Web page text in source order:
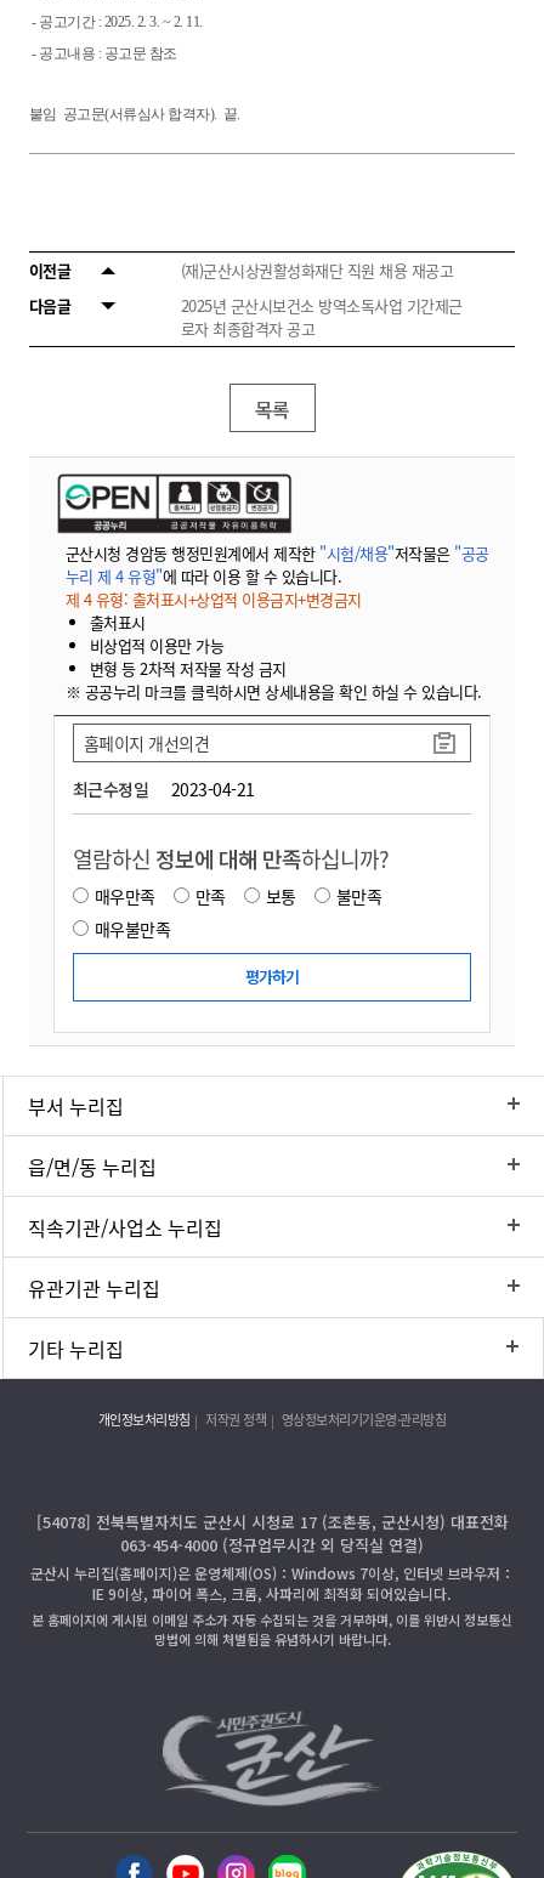
- 공고기간 : 2025. 2. 3. ~ 2. 11.
- 공고내용 : 공고문 참조
붙임 공고문(서류심사 합격자). 끝.
이전글
(재)군산시상권활성화재단 직원 채용 재공고
다음글
2025년 군산시보건소 방역소독사업 기간제근
로자 최종합격자 공고
목록
군산시청 경암동 행정민원계에서 제작한 "시험/채용"저작물은 "공공
누리 제 4 유형"에 따라 이용 할 수 있습니다.
제 4 유형: 출처표시+상업적 이용금지+변경금지
출처표시
비상업적 이용만 가능
변형 등 2차적 저작물 작성 금지
※ 공공누리 마크를 클릭하시면 상세내용을 확인 하실 수 있습니다.
최근수정일 2023-04-21
홈페이지 개선의견
열람하신 정보에 대해 만족하십니까?
매우만족 만족 보통
불만족
매우불만족
부서 누리집
읍/면/동 누리집
직속기관/사업소 누리집
유관기관 누리집
기타 누리집
개인정보처리방침 저작권 정책 영상정보처리기기운영·관리방침
[54078] 전북특별자치도 군산시 시청로 17 (조촌동, 군산시청) 대표전화
063-454-4000 (정규업무시간 외 당직실 연결)
군산시 누리집(홈페이지)은 운영체제(OS)：Windows 7이상, 인터넷 브라우저：
IE 9이상, 파이어 폭스, 크롬, 사파리에 최적화 되어있습니다.
본 홈페이지에 게시된 이메일 주소가 자동 수집되는 것을 거부하며, 이를 위반시 정보통신
망법에 의해 처벌됨을 유념하시기 바랍니다.